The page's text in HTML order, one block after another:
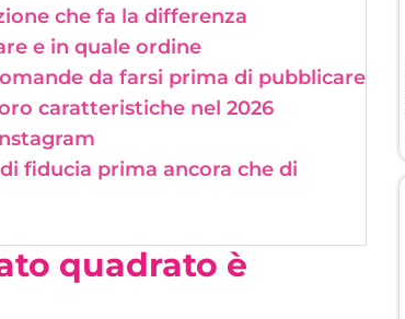
che fa la differenza
e in quale ordine
da farsi prima di pubblicare
caratteristiche nel 2026
fiducia prima ancora che di
quadrato è